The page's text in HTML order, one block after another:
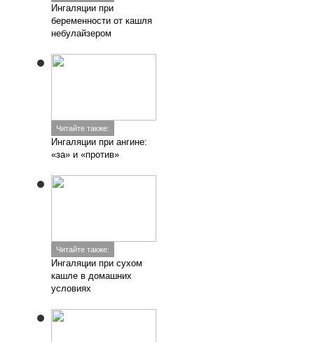
Ингаляции при
беременности от кашля
небулайзером
Читайте также:
Ингаляции при ангине:
«за» и «против»
Читайте также:
Ингаляции при сухом
кашле в домашних
условиях